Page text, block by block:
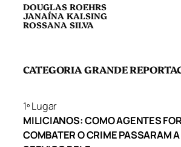
DOUGLAS ROEHRS
JANAÍNA KALSING
ROSSANA SILVA
CATEGORIA GRANDE
1º Lugar
MILICIANOS: COMO AGENTES
COMBATER O CRIME PASSARAM